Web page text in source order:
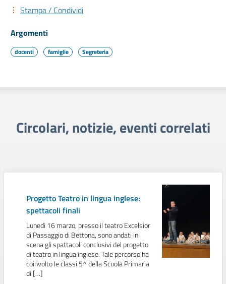
Stampa / Condividi
Argomenti
docenti famiglie Segreteria
Circolari, notizie, eventi correlati
Progetto Teatro in lingua inglese:
spettacoli finali
Lunedì 16 marzo, presso il teatro Excelsior
di Passaggio di Bettona, sono andati in
scena gli spattacoli conclusivi del progetto
di teatro in lingua inglese. Tale percorso ha
coinvolto le classi 5^ della Scuola Primaria
di […]